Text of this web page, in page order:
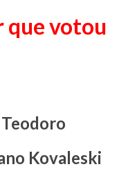
que votou
Kovaleski